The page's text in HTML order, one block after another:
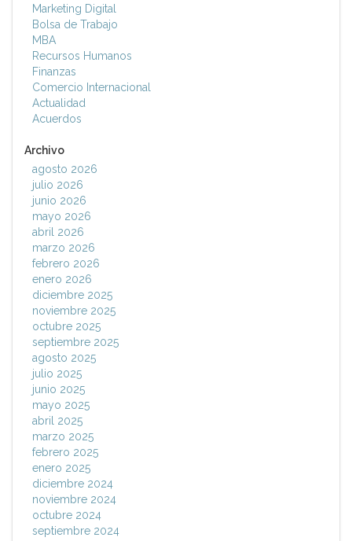
Marketing Digital
Bolsa de Trabajo
MBA
Recursos Humanos
Finanzas
Comercio Internacional
Actualidad
Acuerdos
Archivo
agosto 2026
julio 2026
junio 2026
mayo 2026
abril 2026
marzo 2026
febrero 2026
enero 2026
diciembre 2025
noviembre 2025
octubre 2025
septiembre 2025
agosto 2025
julio 2025
junio 2025
mayo 2025
abril 2025
marzo 2025
febrero 2025
enero 2025
diciembre 2024
noviembre 2024
octubre 2024
septiembre 2024